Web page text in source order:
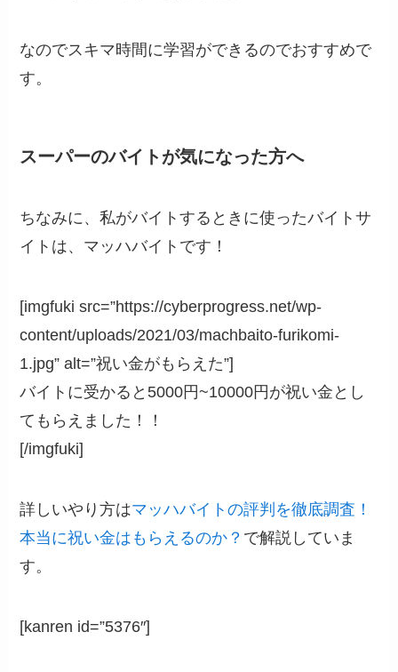
なのでスキマ時間に学習ができるのでおすすめで
す。
スーパーのバイトが気になった方へ
ちなみに、私がバイトするときに使ったバイトサ
イトは、マッハバイトです！
[imgfuki src=”https://cyberprogress.net/wp-
content/uploads/2021/03/machbaito-furikomi-
1.jpg” alt=”祝い金がもらえた”]
バイトに受かると5000円~10000円が祝い金とし
てもらえました！！
[/imgfuki]
詳しいやり方はマッハバイトの評判を徹底調査！
本当に祝い金はもらえるのか？ で解説していま
す。
[kanren id=”5376″]